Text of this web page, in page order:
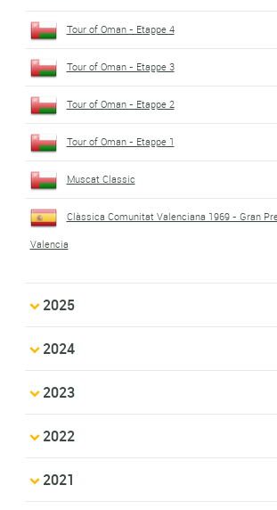
Tour of Oman - Etappe 4
Tour of Oman - Etappe 3
Tour of Oman - Etappe 2
Tour of Oman - Etappe 1
Muscat Classic
Clàssica Comunitat Valenciana 1969 - Gran
Valencia
2025
2024
2023
2022
2021